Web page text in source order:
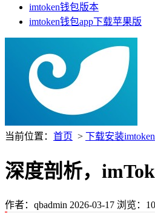
imtoken钱包版本
imtoken钱包app下载苹果版
当前位置： 首页 > 下载安装imtoken
深度剖析，
作者：qbadmin 2026-03-17 浏览：